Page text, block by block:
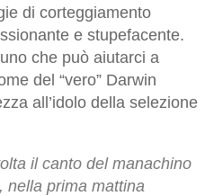
di corteggiamento
e stupefacente.
che può aiutarci a
del “vero” Darwin
all’idolo della selezione
il canto del manachino
nella prima mattina